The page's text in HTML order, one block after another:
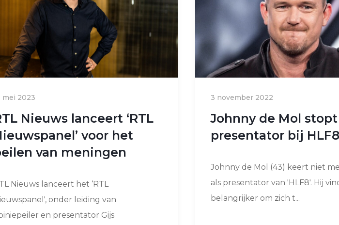
mei 2023
Nieuws lanceert ‘RTL
voor het
van meningen
Nieuws lanceert het ‘RTL
onder leiding van
en presentator Gijs
3 november 2022
Johnny de Mol stopt
presentator bij HLF8
Johnny de Mol (43) keert niet
als presentator van 'HLF8'. Hij
belangrijker om zich t...